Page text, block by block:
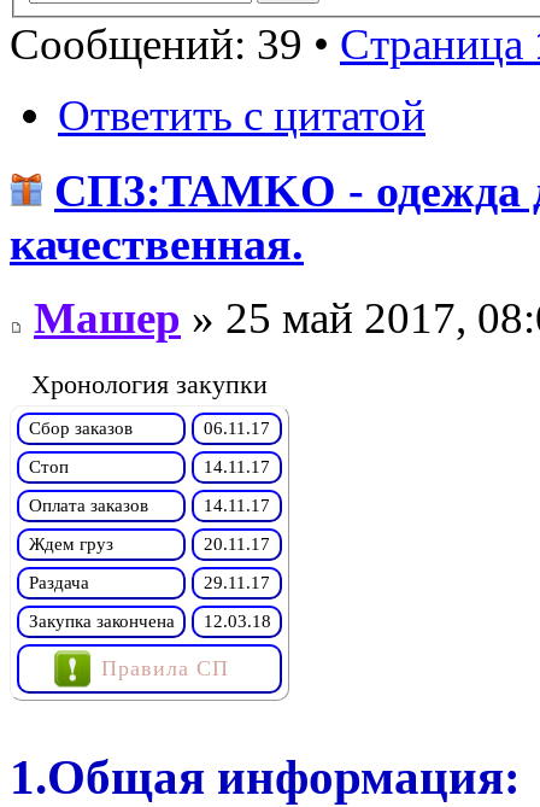
Сообщений: 39 • Страница
Ответить с цитатой
СП3:TAMKO - одежда
качественная.
Машер » 25 май 2017,
Хронология закупки
Сбор заказов
06.11.17
Стоп
14.11.17
Оплата заказов
14.11.17
Ждем груз
20.11.17
Раздача
29.11.17
Закупка закончена
12.03.18
Правила СП
1.Общая информация: